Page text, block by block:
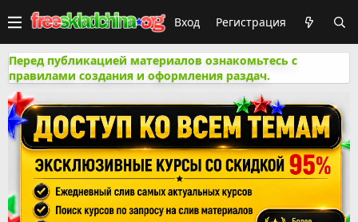
Вход Регистрация
Перед публикацией материалов ознакомьтесь с
правилами создания и оформления раздач.